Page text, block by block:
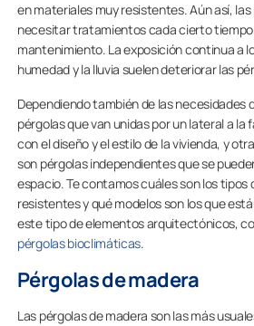
en materiales muy resistentes. Aún así,
necesitar tratamientos cada cierto
mantenimiento. La exposición continua a
humedad y la lluvia suelen deteriorar las
Dependiendo también de las necesidades
pérgolas que van unidas por un lateral a la
con el diseño y el estilo de la vivienda, y
son pérgolas independientes que se
espacio. Te contamos cuáles son los tipos
resistentes y qué modelos son los que
este tipo de elementos arquitectónicos,
pérgolas bioclimáticas.
Pérgolas de madera
Las pérgolas de madera son las más